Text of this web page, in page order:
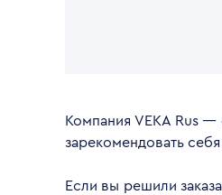
Компания VEKA Rus
зарекомендовать
Если вы решили